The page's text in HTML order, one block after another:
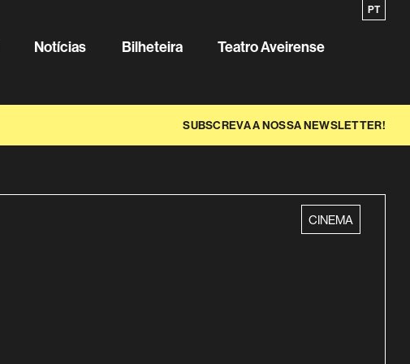
Notícias Bilheteira Sobre o
Teatro Aveirense
PT
SUBSCREVA A NOSSA NEWSLETTER!
categoria
CINEMA